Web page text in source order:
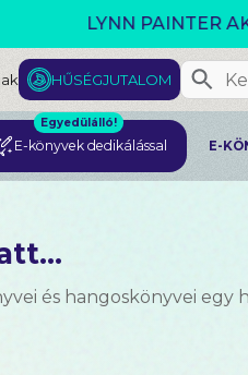
L. J. SHEN:
HŰSÉGJUTALOM
E-könyvek dedikálással
Egyedülálló!
E-
és hangoskönyvei egy